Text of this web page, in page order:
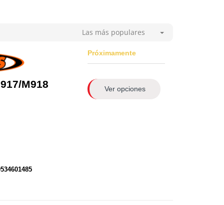
Las más populares
M918
Próximamente
Ver opciones